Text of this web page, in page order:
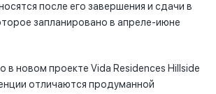
после его завершения и сдачи в
запланировано в апреле-июне
в новом проекте Vida Residences Hillside
отличаются продуманной